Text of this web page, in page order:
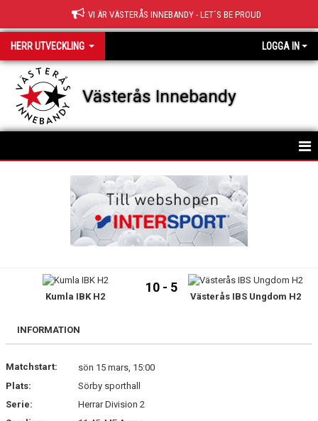
VI ÄR VÄSTERÅS INNEBANDY - LET´S BE PROUD
HERR UTVECKLING LOGGA IN
Västerås Innebandy
MATCHER
DOKUMENT
Kumla IBK H2
10 - 5
Västerås IBS Ungdom H2
INFORMATION
Matchstart:
sön 15 mars, 15:00
Plats:
Sörby sporthall
Serie:
Herrar Division 2